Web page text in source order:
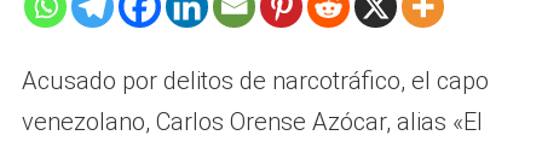
Acusado por delitos de narcotráfico, el capo
venezolano, Carlos Orense Azócar, alias «El